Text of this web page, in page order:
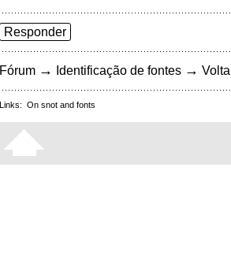
Responder
Fórum → Identificação de fontes →
Links: On snot and fonts